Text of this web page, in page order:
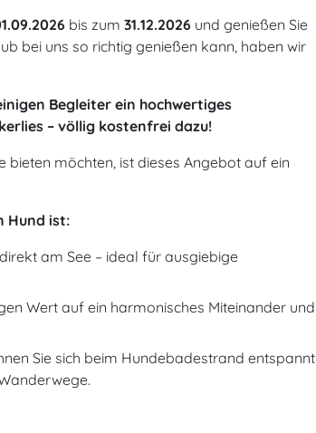
bis zum 31.12.2026 und genießen Sie
bei uns so richtig genießen kann, haben wir
Begleiter ein hochwertiges
– völlig kostenfrei dazu!
bieten möchten, ist dieses Angebot auf ein
Hund ist:
am See – ideal für ausgiebige
Wert auf ein harmonisches Miteinander und
Sie sich beim Hundebadestrand entspannt